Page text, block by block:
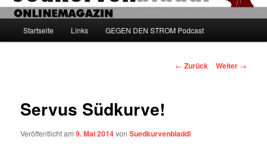
Startseite Links GEGEN DEN STROM Podcast
Beitragsnavigation
← Zurück Weiter →
Servus Südkurve!
Veröffentlicht am9. Mai 2014vonSuedkurvenbladdl